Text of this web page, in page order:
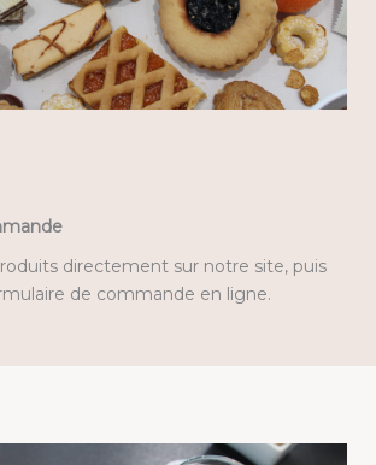
directement sur notre site, puis
de commande en ligne.